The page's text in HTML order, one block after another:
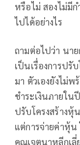
หรือไม่ สองไม่มี
ไปได้อย่างไร
ถามต่อไปว่า นา
เป็นเรื่องการปรั
มา ตัวเองยังไม่พ
ชำระเงินภายใน
ปรับโครงสร้างหุ้
แต่การจ่ายค่าหุ้น
คุณเจตนาหลีกเลี่